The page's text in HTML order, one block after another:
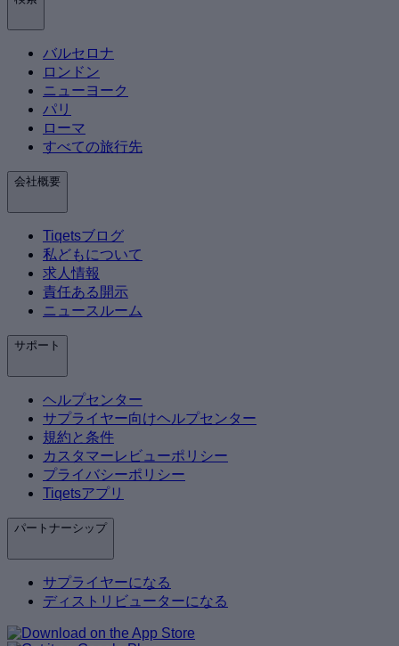
バルセロナ
ロンドン
ニューヨーク
パリ
ローマ
すべての旅行先
会社概要
Tiqetsブログ
私どもについて
求人情報
責任ある開示
ニュースルーム
サポート
ヘルプセンター
サプライヤー向けヘルプセンター
規約と条件
カスタマーレビューポリシー
プライバシーポリシー
Tiqetsアプリ
パートナーシップ
サプライヤーになる
ディストリビューターになる